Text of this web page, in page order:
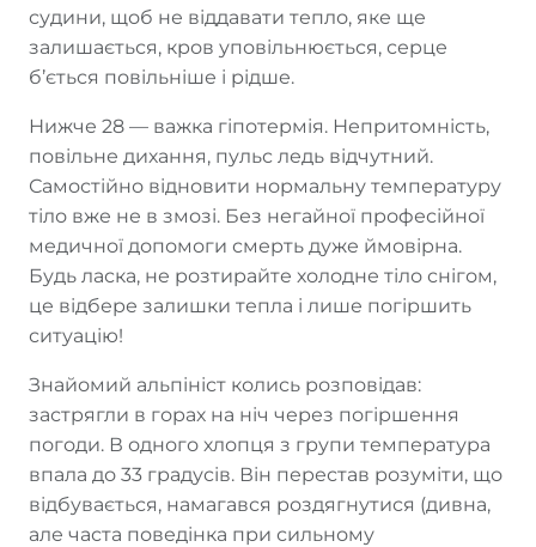
судини, щоб не віддавати тепло, яке ще
залишається, кров уповільнюється, серце
б’ється повільніше і рідше.
Нижче 28 — важка гіпотермія. Непритомність,
повільне дихання, пульс ледь відчутний.
Самостійно відновити нормальну температуру
тіло вже не в змозі. Без негайної професійної
медичної допомоги смерть дуже ймовірна.
Будь ласка, не розтирайте холодне тіло снігом,
це відбере залишки тепла і лише погіршить
ситуацію!
Знайомий альпініст колись розповідав:
застрягли в горах на ніч через погіршення
погоди. В одного хлопця з групи температура
впала до 33 градусів. Він перестав розуміти, що
відбувається, намагався роздягнутися (дивна,
але часта поведінка при сильному